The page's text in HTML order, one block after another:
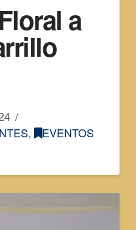
a
, EVENTOS